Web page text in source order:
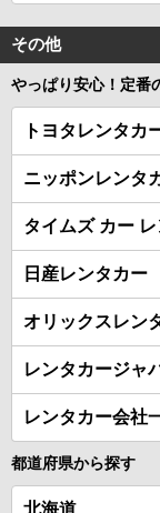
その他
やっぱり安心！定番
トヨタレンタカ
ニッポンレンタ
タイムズ カー
日産レンタカー
オリックスレン
レンタカージャ
レンタカー会社
都道府県から探す